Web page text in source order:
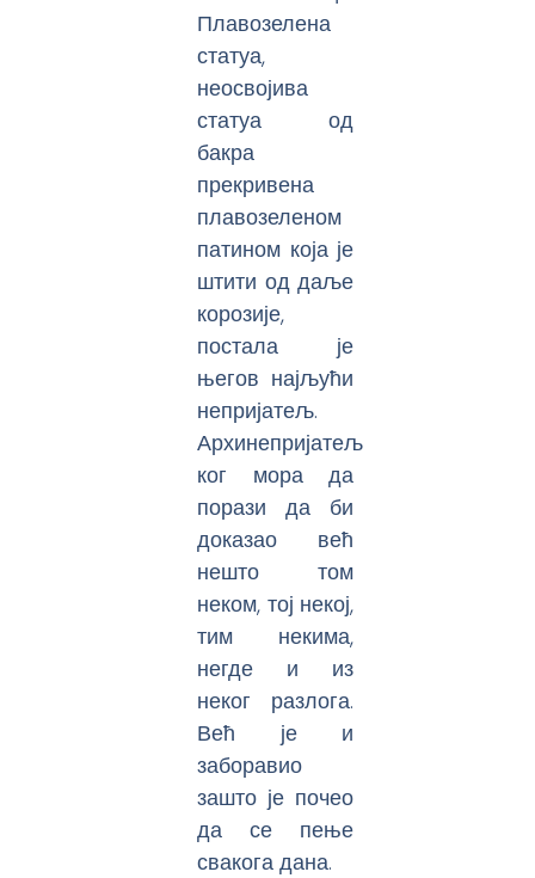
Плавозелена
статуа,
неосвојива
статуа од
бакра
прекривена
плавозеленом
патином која је
штити од даље
корозије,
постала је
његов најљући
непријатељ.
Архинепријатељ
ког мора да
порази да би
доказао већ
нешто том
неком, тој некој,
тим некима,
негде и из
неког разлога.
Већ је и
заборавио
зашто је почео
да се пење
свакога дана.